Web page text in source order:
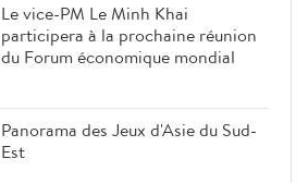
Le vice-PM Le Minh Khai
participera à la prochaine réunion
du Forum économique mondial
Panorama des Jeux d'Asie du Sud-
Est